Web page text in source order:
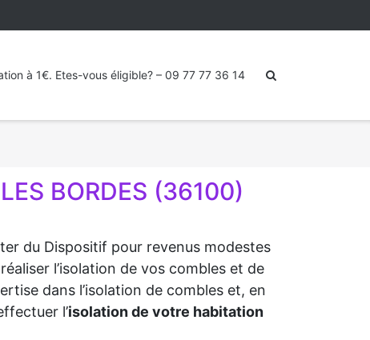
à 1€. Etes-vous éligible? – 09 77 77 36 14
BORDES (36100)
du Dispositif pour revenus modestes
l’isolation de vos combles et de
dans l’isolation de combles et, en
l’isolation de votre habitation